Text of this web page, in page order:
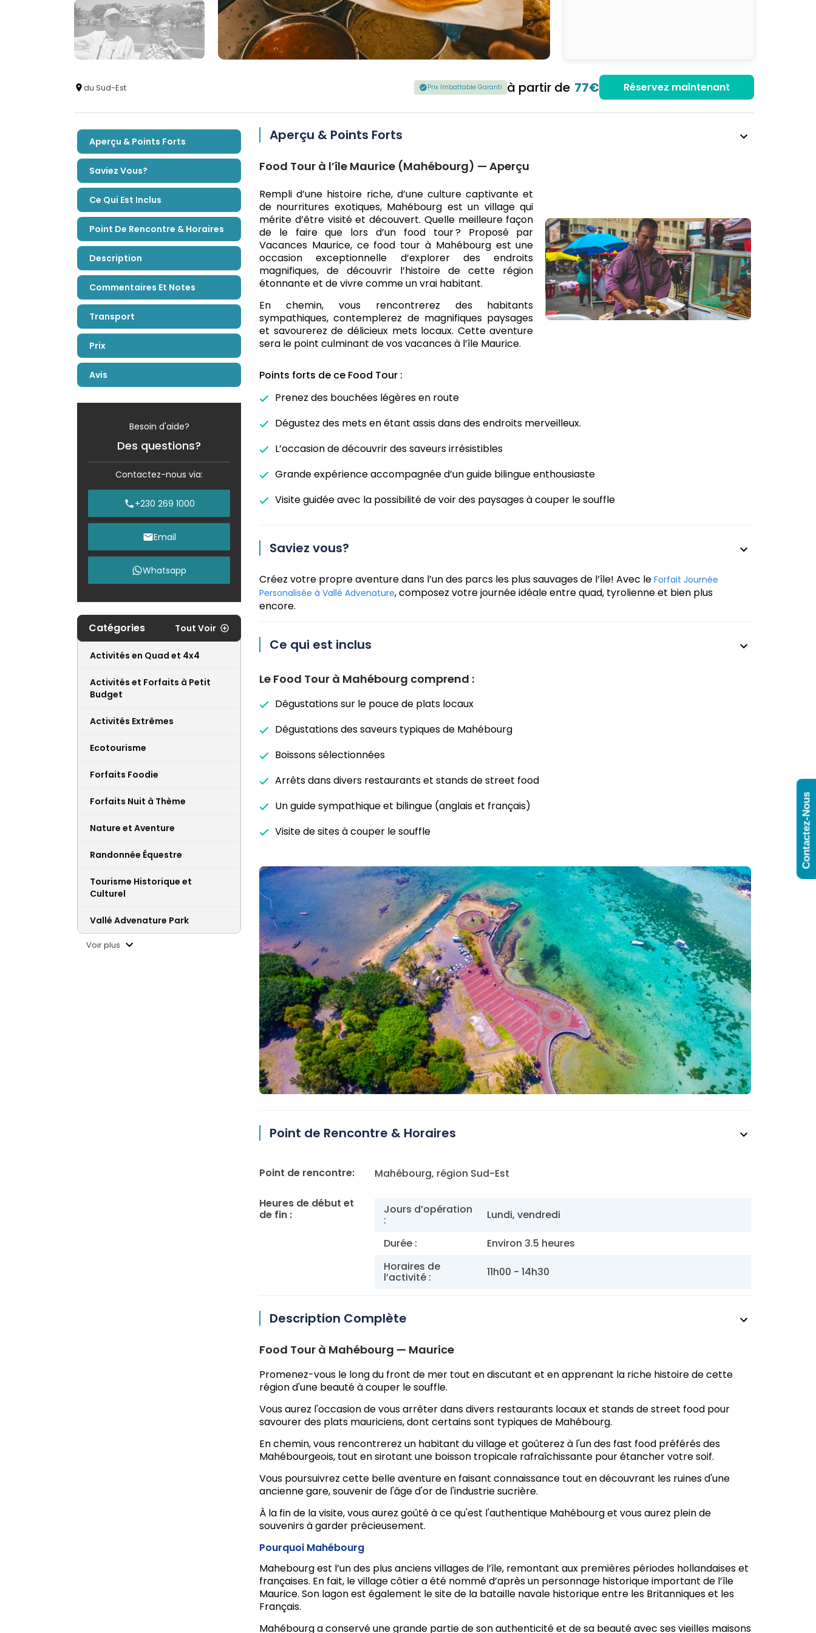
du Sud-Est Prix Imbattable Garanti à partir de 77€ Réservez maintenant
Aperçu & Points Forts
Saviez Vous?
Ce Qui Est Inclus
Point De Rencontre & Horaires
Description
Commentaires Et Notes
Transport
Prix
Avis
Besoin d'aide?
Des questions?
Contactez-nous via:
+230 269 1000
Email
Whatsapp
Catégories Tout Voir
Activités en Quad et 4x4
Activités et Forfaits à Petit
Budget
Activités Extrêmes
Ecotourisme
Forfaits Foodie
Forfaits Nuit à Thème
Nature et Aventure
Randonnée Équestre
Tourisme Historique et
Culturel
Vallé Advenature Park
Voir plus
Aperçu & Points Forts
Food Tour à l’île Maurice (Mahébourg) — Aperçu
Rempli d’une histoire riche, d’une culture captivante et
de nourritures exotiques, Mahébourg est un village qui
mérite d’être visité et découvert. Quelle meilleure façon
de le faire que lors d’un food tour ? Proposé par
Vacances Maurice, ce food tour à Mahébourg est une
occasion exceptionnelle d’explorer des endroits
magnifiques, de découvrir l’histoire de cette région
étonnante et de vivre comme un vrai habitant.
En chemin, vous rencontrerez des habitants
sympathiques, contemplerez de magnifiques paysages
et savourerez de délicieux mets locaux. Cette aventure
sera le point culminant de vos vacances à l’île Maurice.
Points forts de ce Food Tour :
Prenez des bouchées légères en route
Dégustez des mets en étant assis dans des endroits merveilleux.
L’occasion de découvrir des saveurs irrésistibles
Grande expérience accompagnée d’un guide bilingue enthousiaste
Visite guidée avec la possibilité de voir des paysages à couper le souffle
Saviez vous?
Créez votre propre aventure dans l’un des parcs les plus sauvages de l’île! Avec le Forfait Journée
Personalisée à Vallé Advenature, composez votre journée idéale entre quad, tyrolienne et bien plus
encore.
Ce qui est inclus
Le Food Tour à Mahébourg comprend :
Dégustations sur le pouce de plats locaux
Dégustations des saveurs typiques de Mahébourg
Boissons sélectionnées
Arrêts dans divers restaurants et stands de street food
Un guide sympathique et bilingue (anglais et français)
Visite de sites à couper le souffle
Point de Rencontre & Horaires
Point de rencontre: Mahébourg, région Sud-Est
Heures de début et
de fin :
Jours d’opération
: Lundi, vendredi
Durée :
Environ 3.5 heures
Horaires de
l’activité : 11h00 - 14h30
Description Complète
Food Tour à Mahébourg — Maurice
Promenez-vous le long du front de mer tout en discutant et en apprenant la riche histoire de cette
région d'une beauté à couper le souffle.
Vous aurez l'occasion de vous arrêter dans divers restaurants locaux et stands de street food pour
savourer des plats mauriciens, dont certains sont typiques de Mahébourg.
En chemin, vous rencontrerez un habitant du village et goûterez à l'un des fast food préférés des
Mahébourgeois, tout en sirotant une boisson tropicale rafraîchissante pour étancher votre soif.
Vous poursuivrez cette belle aventure en faisant connaissance tout en découvrant les ruines d'une
ancienne gare, souvenir de l'âge d'or de l'industrie sucrière.
À la fin de la visite, vous aurez goûté à ce qu'est l'authentique Mahébourg et vous aurez plein de
souvenirs à garder précieusement.
Pourquoi Mahébourg
Mahebourg est l’un des plus anciens villages de l’île, remontant aux premières périodes hollandaises et
françaises. En fait, le village côtier a été nommé d’après un personnage historique important de l’île
Maurice. Son lagon est également le site de la bataille navale historique entre les Britanniques et les
Français.
Mahébourg a conservé une grande partie de son authenticité et de sa beauté avec ses vieilles maisons
Contactez-Nous